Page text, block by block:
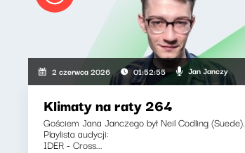
2 czerwca 2026 01:52:55 Jan Janczy
Klimaty na raty 264
Gościem Jana Janczego był Neil Codling (Suede).
Playlista audycji:
IDER - Cross...